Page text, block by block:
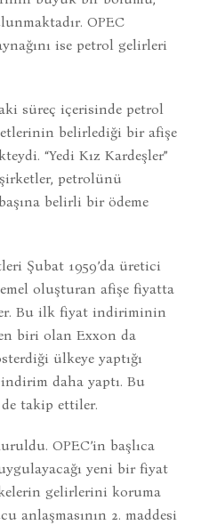
OPEC
ise petrol gelirleri
süreç içerisinde petrol
belirlediği bir afişe
“Yedi Kız Kardeşler”
petrolünü
belirli bir ödeme
Şubat 1959’da üretici
oluşturan afişe fiyatta
Bu ilk fiyat indiriminin
biri olan Exxon da
ülkeye yaptığı
daha yaptı. Bu
takip ettiler.
OPEC’in başlıca
yeni bir fiyat
gelirlerini koruma
anlaşmasının 2. maddesi